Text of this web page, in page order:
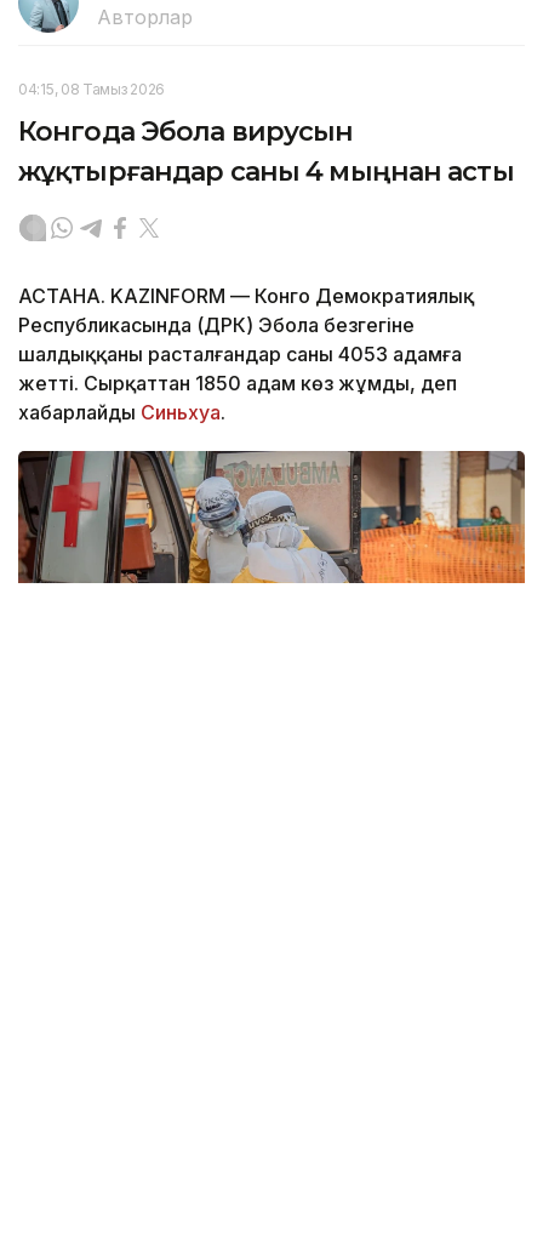
Авторлар
04:15, 08 Тамыз 2026
Конгода Эбола вирусын
жұқтырғандар саны 4 мыңнан асты
АСТАНА. KAZINFORM — Конго Демократиялық
Республикасында (ДРК) Эбола безгегіне
шалдыққаны расталғандар саны 4053 адамға
жетті. Сырқаттан 1850 адам көз жұмды, деп
хабарлайды Синьхуа.